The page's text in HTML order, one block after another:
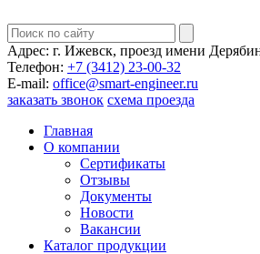
Адрес: г. Ижевск, проезд имени
Телефон: +7 (3412) 23-00-32
E-mail: office@smart-engineer.ru
заказать звонок схема проезда
Главная
О компании
Сертификаты
Отзывы
Документы
Новости
Вакансии
Каталог продукции